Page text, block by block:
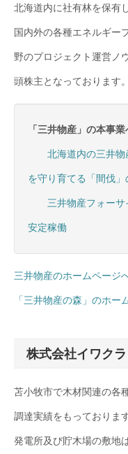
北海道内に社有林を保有
国内外の各種エネルギー
野のプロジェクト運営ノ
頭株主となっております。
「三井物産」の本事
北海道内の三井物
を守り育てる「間伐」
三井物産フォーサ
安定稼働
三井物産のホームページ
「三井物産の森」のホー
株式会社イワクラ
苫小牧市で木材関連の各
調達実績をもっております
発電所及び貯木場の敷地